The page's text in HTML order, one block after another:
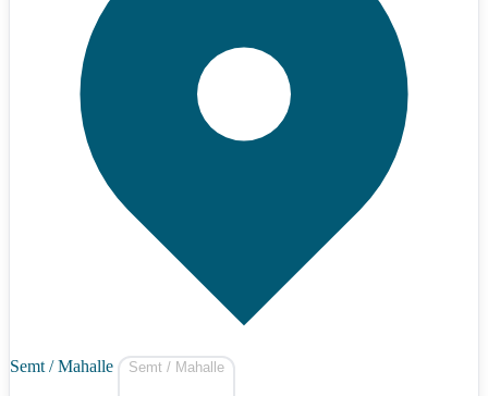
Semt / Mahalle Semt / Mahalle